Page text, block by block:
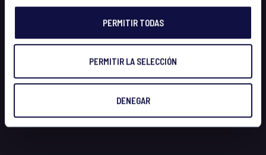
PERMITIR TODAS
PERMITIR LA SELECCIÓN
DENEGAR